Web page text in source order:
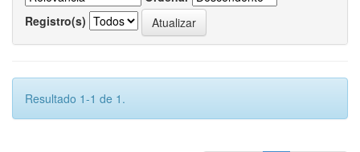
Registro(s)
Resultado 1-1 de 1.